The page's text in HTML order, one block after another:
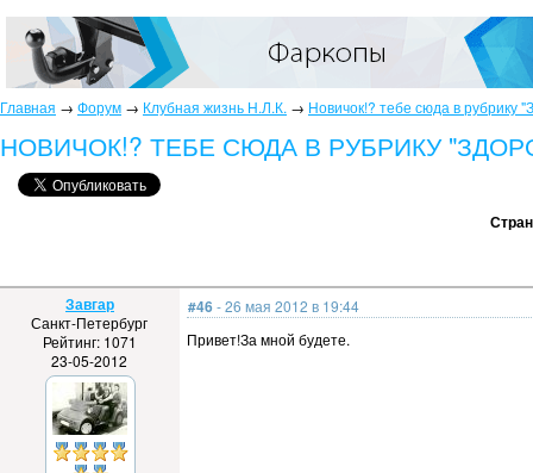
Главная → Форум → Клубная жизнь Н.Л.К. → Новичок!? тебе сюда в рубрику
НОВИЧОК!? ТЕБЕ СЮДА В РУБРИКУ
Завгар
Санкт-Петербург
Рейтинг: 1071
23-05-2012
#46- 26 мая 2012 в 19:44
Привет!За мной будете.